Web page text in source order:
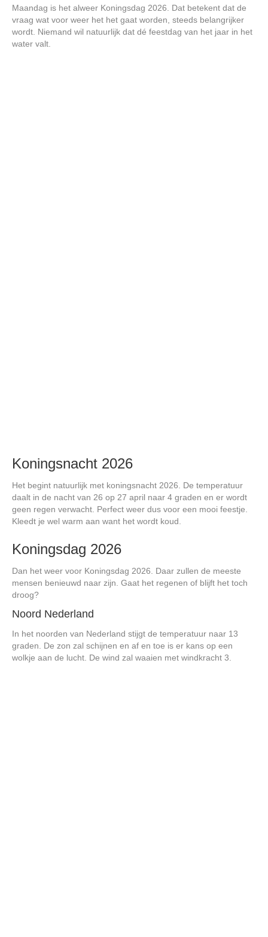
Maandag is het alweer Koningsdag 2026. Dat betekent dat de
vraag wat voor weer het het gaat worden, steeds belangrijker
wordt. Niemand wil natuurlijk dat dé feestdag van het jaar in het
water valt.
Koningsnacht 2026
Het begint natuurlijk met koningsnacht 2026. De temperatuur
daalt in de nacht van 26 op 27 april naar 4 graden en er wordt
geen regen verwacht. Perfect weer dus voor een mooi feestje.
Kleedt je wel warm aan want het wordt koud.
Koningsdag 2026
Dan het weer voor Koningsdag 2026. Daar zullen de meeste
mensen benieuwd naar zijn. Gaat het regenen of blijft het toch
droog?
Noord Nederland
In het noorden van Nederland stijgt de temperatuur naar 13
graden. De zon zal schijnen en af en toe is er kans op een
wolkje aan de lucht. De wind zal waaien met windkracht 3.